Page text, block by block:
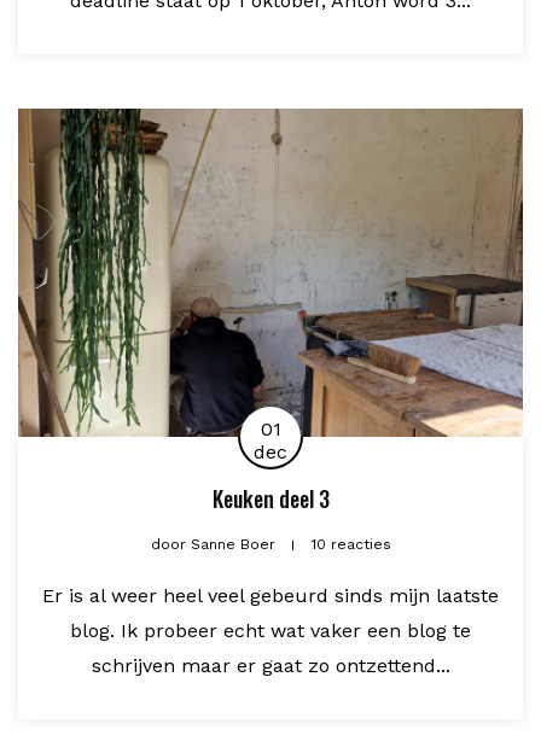
01
dec
Keuken deel 3
doorSanne Boer 10 reacties
Er is al weer heel veel gebeurd sinds mijn laatste
blog. Ik probeer echt wat vaker een blog te
schrijven maar er gaat zo ontzettend...